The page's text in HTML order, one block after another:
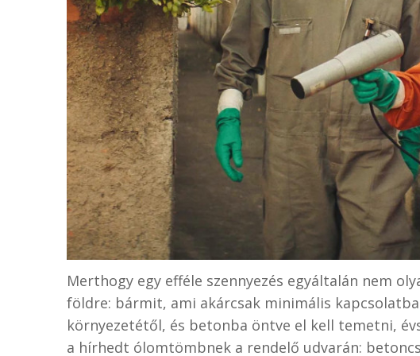
Merthogy egy efféle szennyezés egyáltalán nem
földre: bármit, ami akárcsak minimális
környezetétől, és betonba öntve el kell temetni,
a hírhedt ólomtömbnek a rendelő udvarán: